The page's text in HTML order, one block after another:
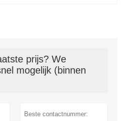
prijs? We
mogelijk (binnen